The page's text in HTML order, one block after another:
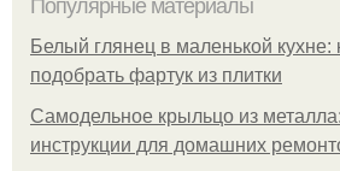
Популярные материалы
Белый глянец в маленькой кухне:
подобрать фартук из плитки
Самодельное крыльцо из
инструкции для домашних